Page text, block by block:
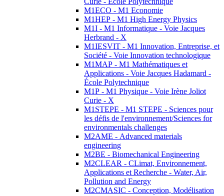
M1ECO - M1 Economie
M1HEP - M1 High Energy Physics
M1I - M1 Informatique - Voie Jacques
Herbrand - X
M1IESVIT - M1 Innovation, Entreprise, et
Société - Voie Innovation technologique
M1MAP - M1 Mathématiques et
Applications - Voie Jacques Hadamard -
École Polytechnique
M1P - M1 Physique - Voie Irène Joliot
Curie - X
M1STEPE - M1 STEPE - Sciences pour
les défis de l'environnement/Sciences for
environmentals challenges
M2AME - Advanced materials
engineering
M2BE - Biomechanical Engineering
M2CLEAR - CLimat, Environnement,
Applications et Recherche - Water, Air,
Pollution and Energy
M2CMASIC - Conception, Modélisation